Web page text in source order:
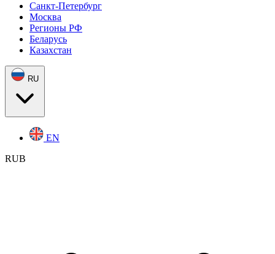
Санкт-Петербург
Москва
Регионы РФ
Беларусь
Казахстан
RU
EN
RUB